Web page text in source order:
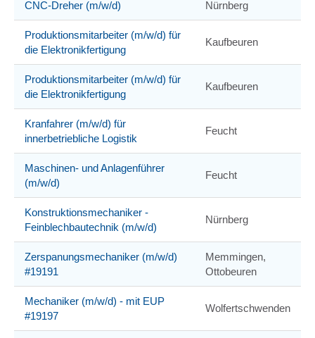
CNC-Dreher (m/w/d) Nürnberg
Produktionsmitarbeiter (m/w/d) für
die Elektronikfertigung
Kaufbeuren
Produktionsmitarbeiter (m/w/d) für
die Elektronikfertigung
Kaufbeuren
Kranfahrer (m/w/d) für
innerbetriebliche Logistik
Feucht
Maschinen- und Anlagenführer
(m/w/d)
Feucht
Konstruktionsmechaniker -
Feinblechbautechnik (m/w/d)
Nürnberg
Zerspanungsmechaniker (m/w/d)
#19191
Memmingen,
Ottobeuren
Mechaniker (m/w/d) - mit EUP
#19197
Wolfertschwenden